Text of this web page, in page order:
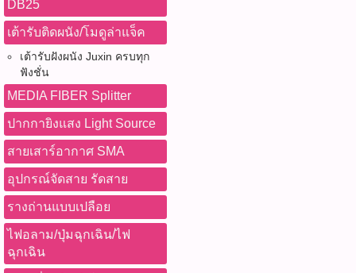
DB25
เต้ารับติดผนัง/โมดูล่าแจ็ค
เต้ารับฝังผนัง Juxin ครบทุก
ฟังชั่น
MEDIA FIBER Splitter
ปากกายิงแสง Light Source
สายเสาร์อากาศ SMA
อุปกรณ์จัดสาย รัดสาย
รางถ่านแบบเปลือย
ไฟอลาม/ปุ่มฉุกเฉิน/ไฟ
ฉุกเฉิน